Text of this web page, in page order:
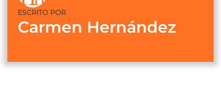
ESCRITO POR
Carmen Hernández